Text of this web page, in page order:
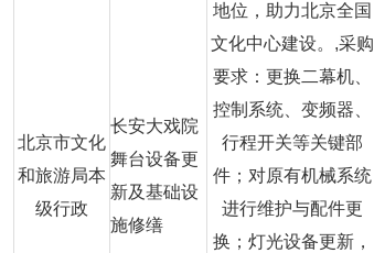
北京市文化
和旅游局本
级行政
长安大戏院
舞台设备更
新及基础设
施修缮
地位，助力北京全国
文化中心建设。,采购
要求：更换二幕机、
控制系统、变频器、
行程开关等关键部
件；对原有机械系统
进行维护与配件更
换；灯光设备更新，